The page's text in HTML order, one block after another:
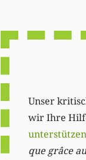
Unser
wir Ihre
unterstützen
que grâce